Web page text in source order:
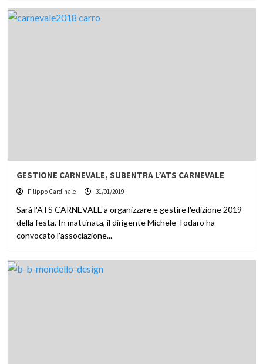
GESTIONE CARNEVALE, SUBENTRA L’ATS CARNEVALE
Filippo Cardinale 31/01/2019
Sarà l'ATS CARNEVALE a organizzare e gestire l'edizione 2019
della festa. In mattinata, il dirigente Michele Todaro ha
convocato l'associazione...